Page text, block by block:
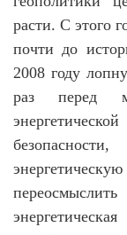
расти. С этого
почти до
2008 году
раз перед